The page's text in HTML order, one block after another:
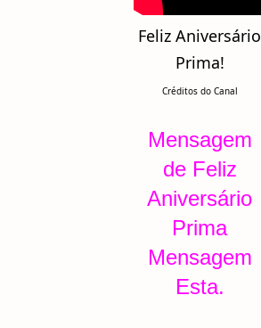
Feliz Aniversário
Prima!
Créditos do Canal
Mensagem
de Feliz
Aniversário
Prima
Mensagem
Esta.